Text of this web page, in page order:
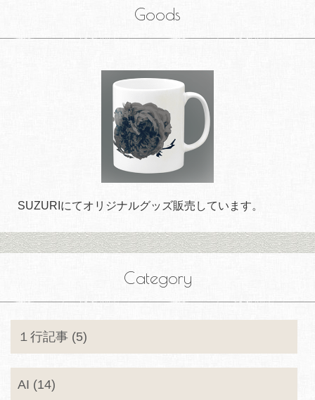
Goods
SUZURIにてオリジナルグッズ販売しています。
Category
１行記事 (5)
AI (14)